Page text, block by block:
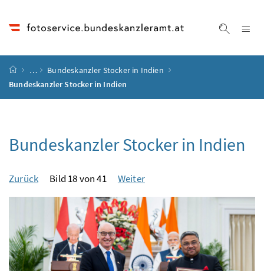
Startseite
…
Bundeskanzler Stocker in Indien
Bundeskanzler Stocker in Indien
Bundeskanzler Stocker in Indien
Zurück Bild 18 von 41 Weiter